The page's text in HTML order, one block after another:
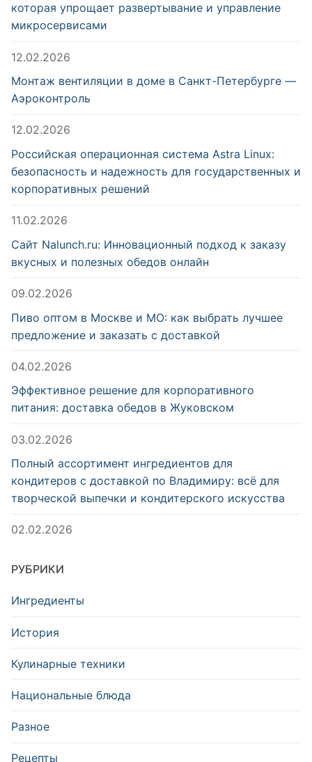
которая упрощает развертывание и управление
микросервисами
12.02.2026
Монтаж вентиляции в доме в Санкт-Петербурге —
Аэроконтроль
12.02.2026
Российская операционная система Astra Linux:
безопасность и надежность для государственных и
корпоративных решений
11.02.2026
Сайт Nalunch.ru: Инновационный подход к заказу
вкусных и полезных обедов онлайн
09.02.2026
Пиво оптом в Москве и МО: как выбрать лучшее
предложение и заказать с доставкой
04.02.2026
Эффективное решение для корпоративного
питания: доставка обедов в Жуковском
03.02.2026
Полный ассортимент ингредиентов для
кондитеров с доставкой по Владимиру: всё для
творческой выпечки и кондитерского искусства
02.02.2026
РУБРИКИ
Ингредиенты
История
Кулинарные техники
Национальные блюда
Разное
Рецепты